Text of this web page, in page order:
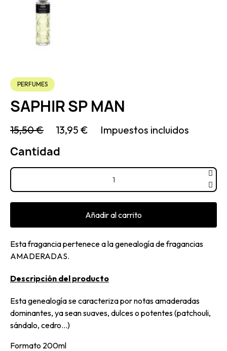
PERFUMES
SAPHIR SP MAN
15,50 € 13,95 € Impuestos incluidos
Cantidad
Añadir al carrito
Esta fragancia pertenece a la genealogía de fragancias
AMADERADAS.
Descripción del producto
Esta genealogía se caracteriza por notas amaderadas
dominantes, ya sean suaves, dulces o potentes (patchouli,
sándalo, cedro...)
Formato 200ml